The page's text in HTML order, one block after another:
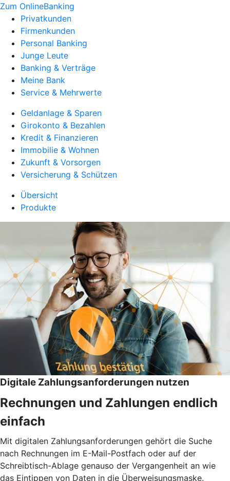
Zum OnlineBanking
Privatkunden
Firmenkunden
Personal Banking
Junge Leute
Banking & Verträge
Meine Bank
Service & Mehrwerte
Geldanlage & Sparen
Girokonto & Bezahlen
Kredit & Finanzieren
Immobilie & Wohnen
Zukunft & Vorsorgen
Versicherung & Schützen
Übersicht
Produkte
Digitale Zahlungsanforderungen nutzen
Rechnungen und Zahlungen endlich
einfach
Mit digitalen Zahlungsanforderungen gehört die Suche
nach Rechnungen im E-Mail-Postfach oder auf der
Schreibtisch-Ablage genauso der Vergangenheit an wie
das Eintippen von Daten in die Überweisungsmaske.